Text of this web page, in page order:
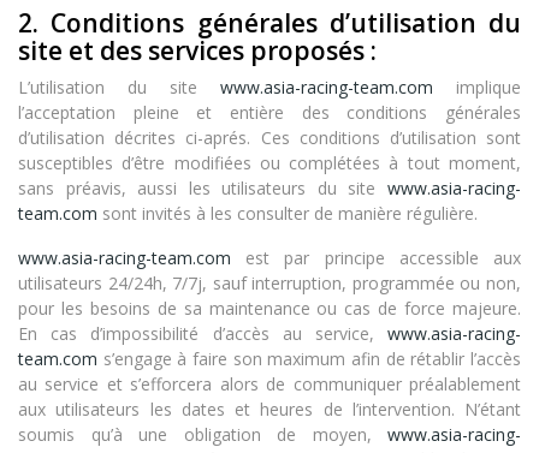
2. Conditions générales d’utilisation du
site et des services proposés :
L’utilisation du site www.asia-racing-team.com implique
l’acceptation pleine et entière des conditions générales
d’utilisation décrites ci-aprés. Ces conditions d’utilisation sont
susceptibles d’être modifiées ou complétées à tout moment,
sans préavis, aussi les utilisateurs du site www.asia-racing-
team.com sont invités à les consulter de manière régulière.
www.asia-racing-team.com est par principe accessible aux
utilisateurs 24/24h, 7/7j, sauf interruption, programmée ou non,
pour les besoins de sa maintenance ou cas de force majeure.
En cas d’impossibilité d’accès au service, www.asia-racing-
team.com s’engage à faire son maximum afin de rétablir l’accès
au service et s’efforcera alors de communiquer préalablement
aux utilisateurs les dates et heures de l’intervention. N’étant
soumis qu’à une obligation de moyen, www.asia-racing-